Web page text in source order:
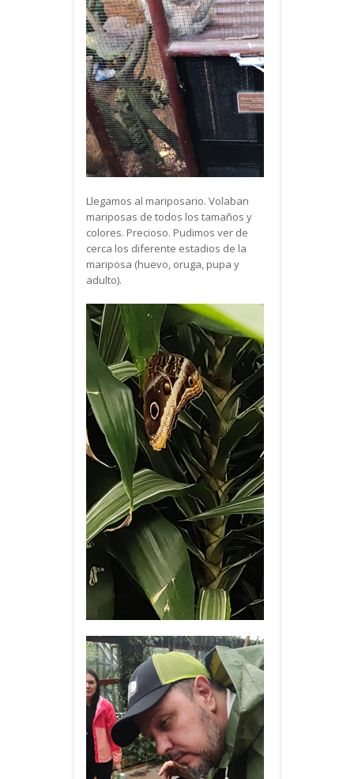
Llegamos al mariposario. Volaban
mariposas de todos los tamaños y
colores. Precioso. Pudimos ver de
cerca los diferente estadios de la
mariposa (huevo, oruga, pupa y
adulto).